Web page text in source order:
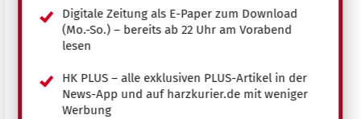
Digitale Zeitung als E-Paper zum Download
(Mo.-So.) – bereits ab 22 Uhr am Vorabend
lesen
HK PLUS – alle exklusiven PLUS-Artikel in der
News-App und auf harzkurier.de mit weniger
Werbung